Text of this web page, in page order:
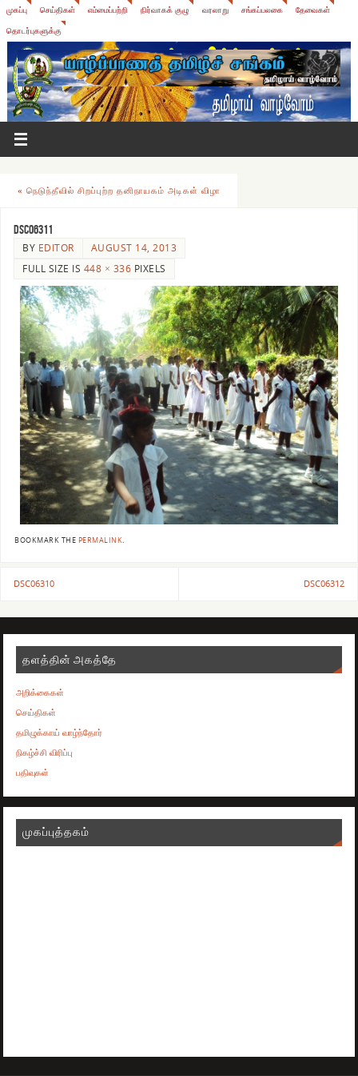
முகப்பு செய்திகள் எம்மைப்பற்றி நிர்வாகக் குழு வரலாறு சங்கப்பலகை
தேவைகள்
தொடர்புகளுக்கு
« நெடுந்தீவில் சிறப்புற்ற தனிநாயகம் அடிகள் விழா
DSC06311
BY EDITOR
AUGUST 14, 2013
FULL SIZE IS 448 × 336 PIXELS
BOOKMARK THE PERMALINK.
DSC06310 DSC06312
தளத்தின் அகத்தே
அறிக்கைகள்
செய்திகள்
தமிழுக்காய் வாழ்ந்தோர்
நிகழ்ச்சி விரிப்பு
பதிவுகள்
முகப்புத்தகம்